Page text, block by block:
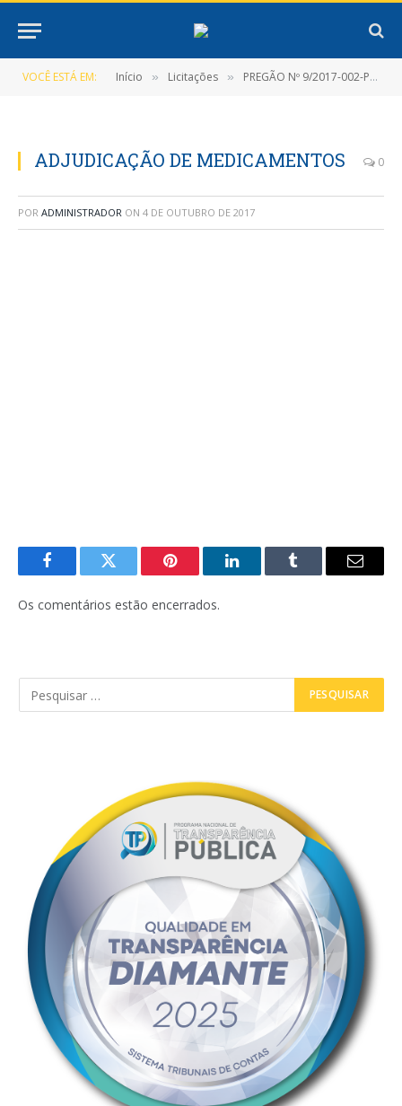
VOCÊ ESTÁ EM: Início » Licitações » PREGÃO Nº 9/2017-002-PMNT-PP-SRP
ADJUDICAÇÃO DE MEDICAMENTOS 0
POR ADMINISTRADOR ON 4 DE OUTUBRO DE 2017
FacebookTwitter Pinterest LinkedInTumblr
E-
Os comentários estão encerrados.